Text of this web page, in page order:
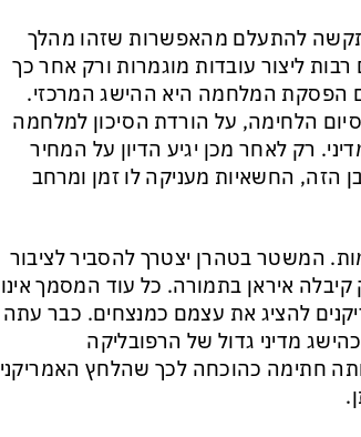
להתעלם מהאפשרות שזהו מהלך
ליצור עובדות מוגמרות ורק אחר כך
הפסקת המלחמה היא ההישג המרכזי.
הלחימה, על הורדת הסיכון למלחמה
רק לאחר מכן יגיע הדיון על המחיר
הזה, החשאיות מעניקה לו זמן ומרחב
המשטר בטהרן יצטרך להסביר לציבור
קיבלה איראן בתמורה. כל עוד המסמך אינו
להציג את עצמם כמנצחים. כבר עתה
מדיני גדול של הרפובליקה
חתימה כהוכחה לכך שהלחץ האמריקני